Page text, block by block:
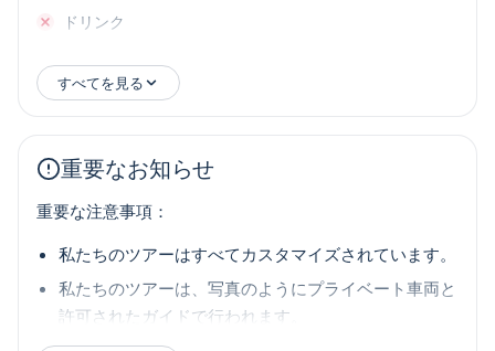
ドリンク
すべてを見る
重要なお知らせ
重要な注意事項：
私たちのツアーはすべてカスタマイズされています。
私たちのツアーは、写真のようにプライベート車両と
許可されたガイドで行われます。